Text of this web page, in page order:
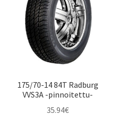
175/70-14 84T Radburg
VVS3A -pinnoitettu-
35.94€